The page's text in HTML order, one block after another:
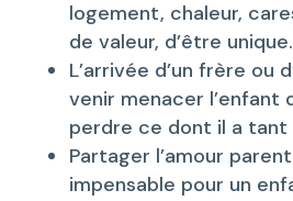
logement, chaleur,
de valeur, d’être
L’arrivée d’un frère ou
venir menacer l’enfant
perdre ce dont il a
Partager l’amour
impensable pour un